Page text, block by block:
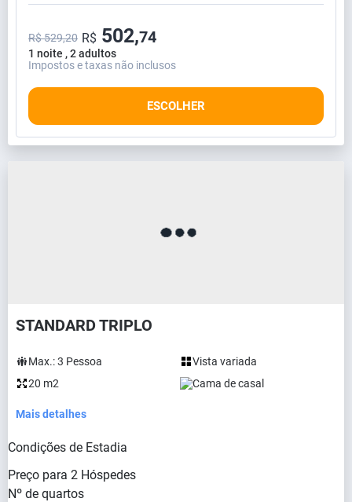
1 noite , 2 adultos
R$ 529,20 R$ 502,74
Impostos e taxas não inclusos
ESCOLHER
STANDARD TRIPLO
Max.:3 Pessoa
Vista variada
20 m2
Cama de casal
Mais detalhes
Condições de Estadia
Preço para 2 Hóspedes
Nº de quartos